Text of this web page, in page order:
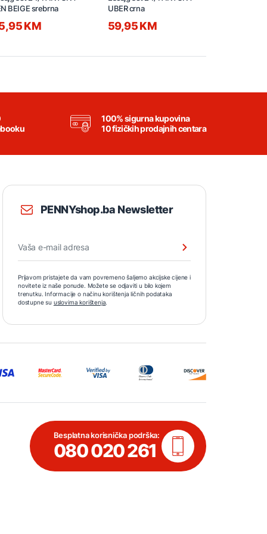
BEIGE srebrna
KM
UBER crna
59,95 KM
100% sigurna kupovina
10 fizičkih prodajnih centara
PENNYshop.ba Newsletter
Prijavom pristajete da vam povremeno šaljemo akcijske cijene i
novitete iz naše ponude. Možete se odjaviti u bilo kojem
trenutku. Informacije o načinu korištenja ličnih podataka
dostupne su uslovima korištenja.
Besplatna korisnička podrška:
080 020 261